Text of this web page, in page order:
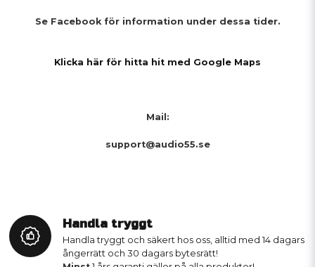
Se Facebook för information under dessa tider.
Klicka här för hitta hit med Google Maps
Mail:
support@audio55.se
Handla tryggt
Handla tryggt och säkert hos oss, alltid med 14 dagars
ångerrätt och 30 dagars bytesrätt!